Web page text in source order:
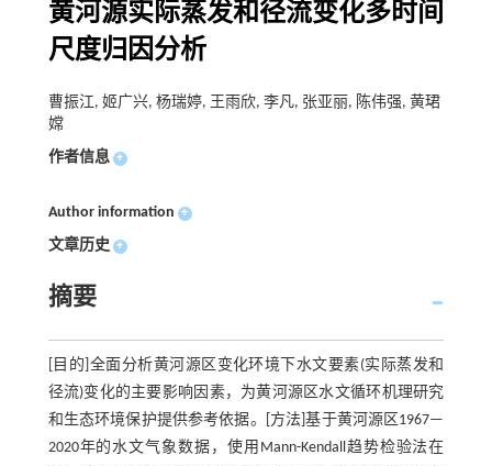
黄河源实际蒸发和径流变化多时间
尺度归因分析
曹振江, 姬广兴, 杨瑞婷, 王雨欣, 李凡, 张亚丽, 陈伟强, 黄珺
嫦
作者信息 +
Author information +
文章历史 +
摘要
[目的]全面分析黄河源区变化环境下水文要素(实际蒸发和
径流)变化的主要影响因素，为黄河源区水文循环机理研究
和生态环境保护提供参考依据。[方法]基于黄河源区1967—
2020年的水文气象数据，使用Mann-Kendall趋势检验法在